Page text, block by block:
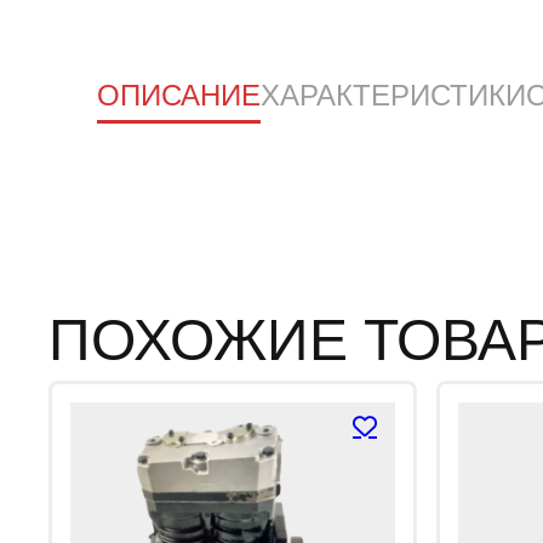
ОПИСАНИЕХАРАКТЕРИСТИКИ
ПОХОЖИЕ